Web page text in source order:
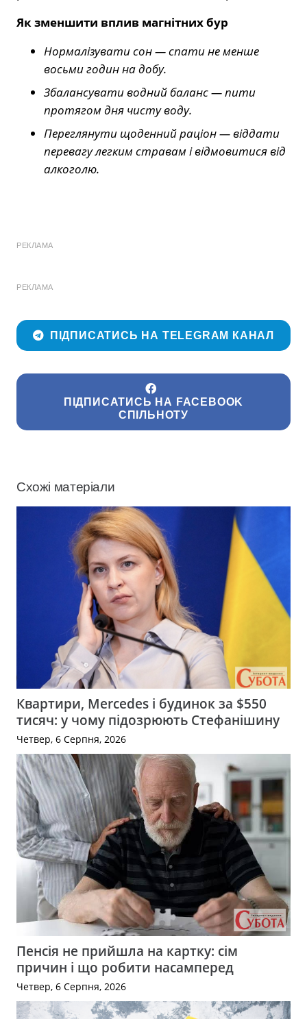
Як зменшити вплив магнітних бур
Нормалізувати сон — спати не менше
восьми годин на добу.
Збалансувати водний баланс — пити
протягом дня чисту воду.
Переглянути щоденний раціон — віддати
перевагу легким стравам і відмовитися від
алкоголю.
РЕКЛАМА
РЕКЛАМА
ПІДПИСАТИСЬ НА TELEGRAM КАНАЛ
ПІДПИСАТИСЬ НА FACEBOOK
СПІЛЬНОТУ
Схожі матеріали
Квартири, Mercedes і будинок за $550
тисяч: у чому підозрюють Стефанішину
Четвер, 6 Серпня, 2026
Пенсія не прийшла на картку: сім
причин і що робити насамперед
Четвер, 6 Серпня, 2026